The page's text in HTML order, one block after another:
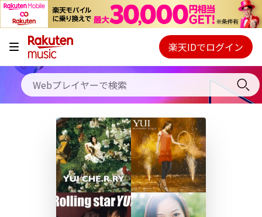
キャンペーン
料金プラン
使い方
初回30日間無料お試し
Webプレイヤー
ご契約内容の確認・変更
楽天IDでログイン